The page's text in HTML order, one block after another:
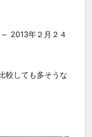
2013年２月２４
較しても多そうな